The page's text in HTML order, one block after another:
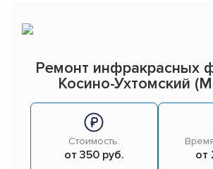
Ремонт инфракрасных
Косино-Ухтомский
Стоимость:
от 350 руб. от